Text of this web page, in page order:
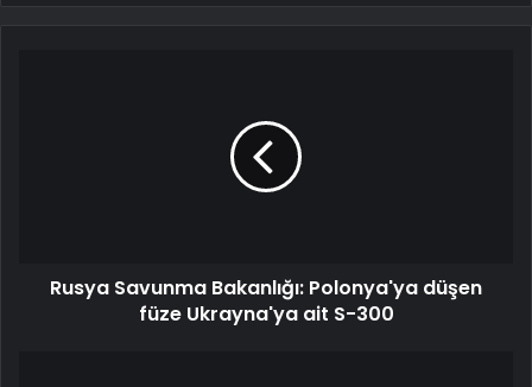
Rusya Savunma Bakanlığı: Polonya'ya düşen
füze Ukrayna'ya ait S-300